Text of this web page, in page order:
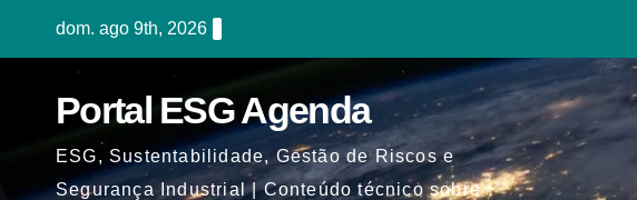
dom. ago 9th, 2026
Portal ESG Agenda
ESG, Sustentabilidade, Gestão de Riscos e
Segurança Industrial | Conteúdo técnico sobre